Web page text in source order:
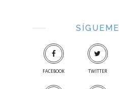
SÍGUEME
FACEBOOK TWITTER